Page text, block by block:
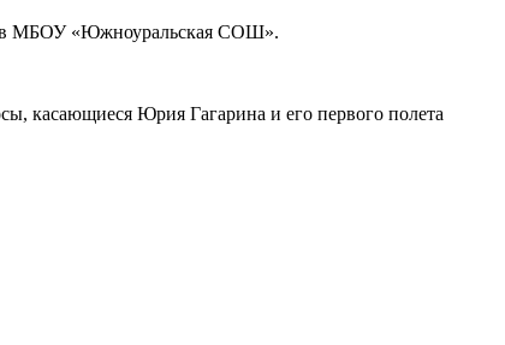
МБОУ «Южноуральская СОШ».
касающиеся Юрия Гагарина и его первого полета